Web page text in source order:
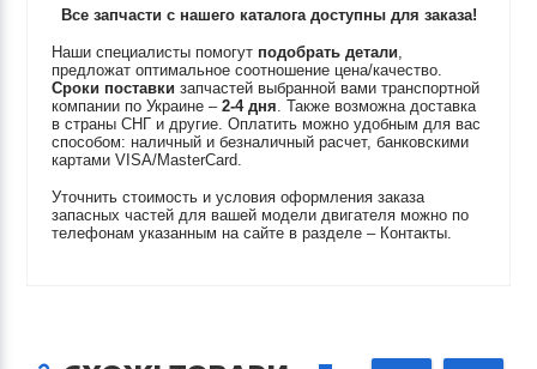
Все запчасти с нашего каталога доступны для заказа!
Наши специалисты помогут подобрать детали,
предложат оптимальное соотношение цена/качество.
Сроки поставки запчастей выбранной вами транспортной
компании по Украине –2-4 дня. Также возможна доставка
в страны СНГ и другие. Оплатить можно удобным для вас
способом: наличный и безналичный расчет, банковскими
картами VISA/MasterCard.
Уточнить стоимость и условия оформления заказа
запасных частей для вашей модели двигателя можно по
телефонам указанным на сайте в разделе – Контакты.